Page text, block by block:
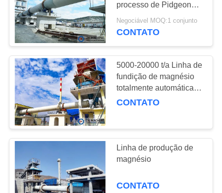
equipamento da
coleção de poeira
57
secador giratório
39
processo de Pidgeon
(Dolomite Mg Plant)
Capacidade 5000-
Negociável MOQ:1 conjunto
CONTATO
5000-20000 t/a Linha de
fundição de magnésio
totalmente automática
para aumentar a
CONTATO
Linha de produção de
magnésio
CONTATO